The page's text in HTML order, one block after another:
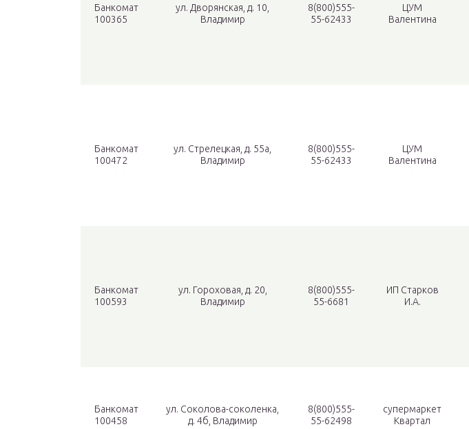
Банкомат
100365
ул. Дворянская, д. 10,
Владимир
8(800)555-
55-62433
ЦУМ
Валентина
Банкомат
100472
ул. Стрелецкая, д. 55а,
Владимир
8(800)555-
55-62433
ЦУМ
Валентина
Банкомат
100593
ул. Гороховая, д. 20,
Владимир
8(800)555-
55-6681
ИП Старков
И.А.
Банкомат
100458
ул. Соколова-соколенка,
д. 4б, Владимир
8(800)555-
55-62498
супермаркет
Квартал